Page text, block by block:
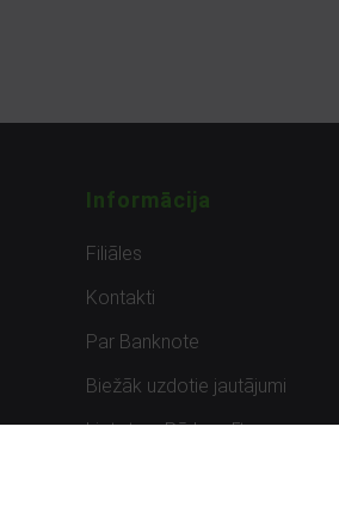
Informācija
Filiāles
Kontakti
Par Banknote
Biežāk uzdotie jautājumi
Lietots – Pārbaudīts